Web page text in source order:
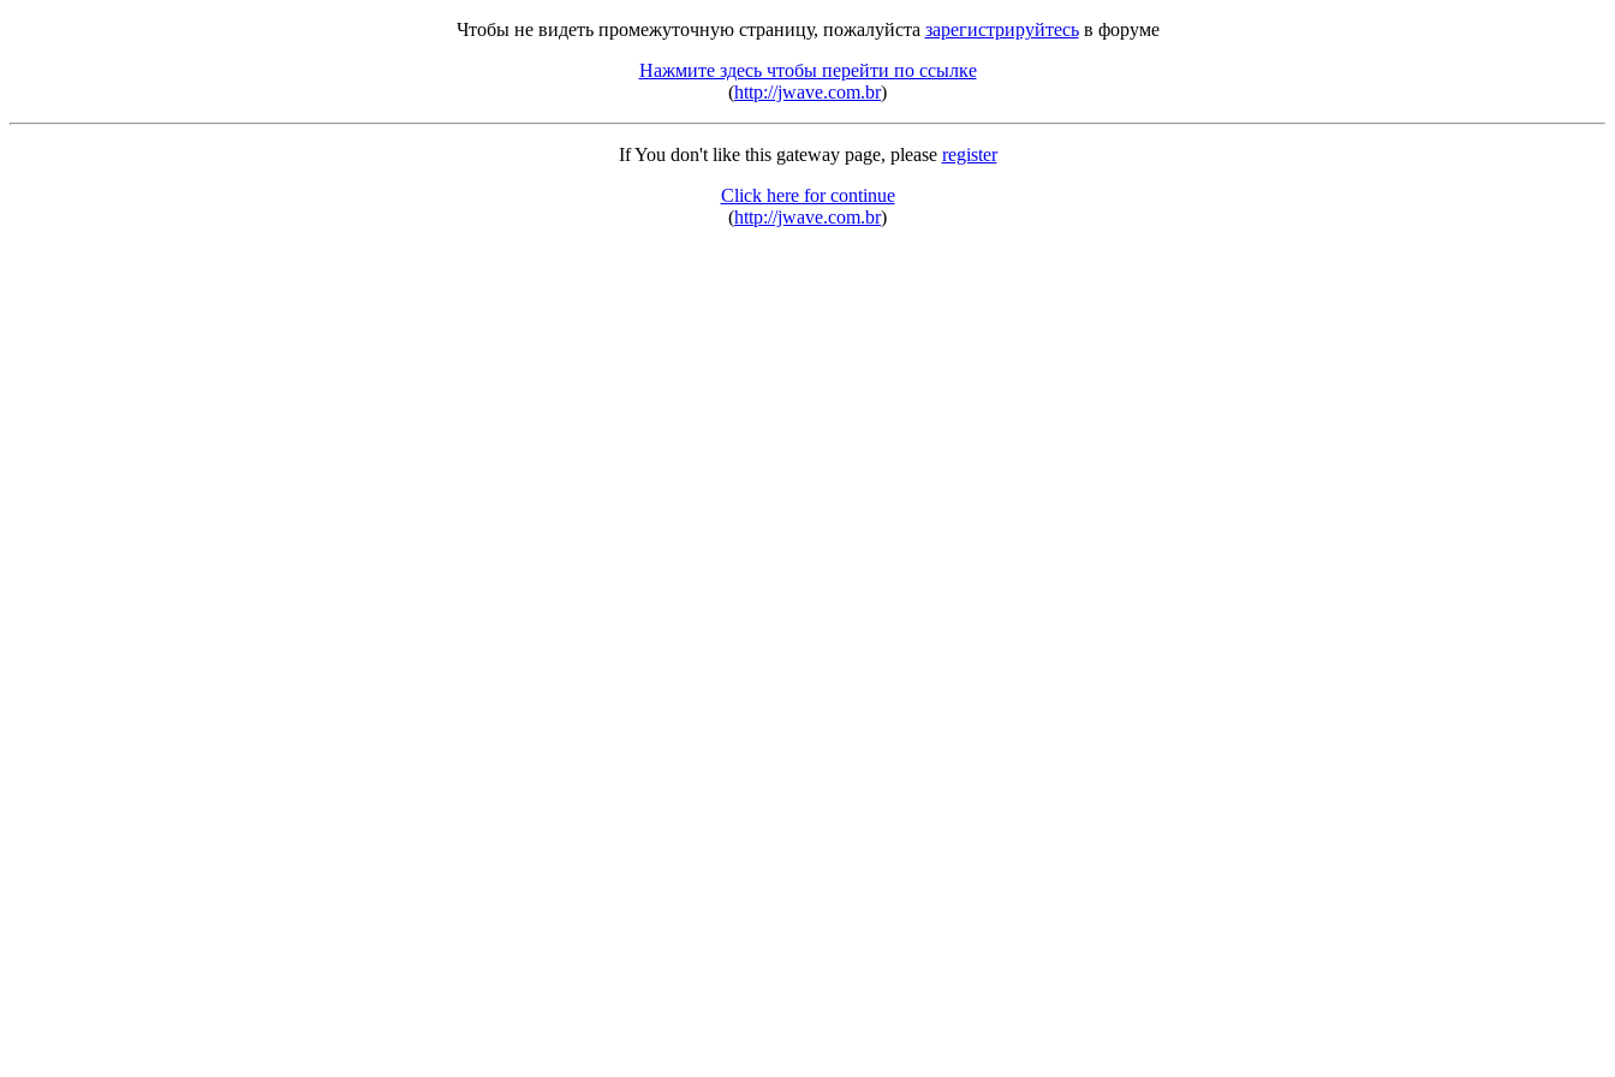
Чтобы не видеть промежуточную страницу, пожалуйста зарегистрируйтесьв форуме
Нажмите здесь чтобы перейти по ссылке
(http://jwave.com.br)
If You don't like this gateway page, please register
Click here for continue
(http://jwave.com.br)